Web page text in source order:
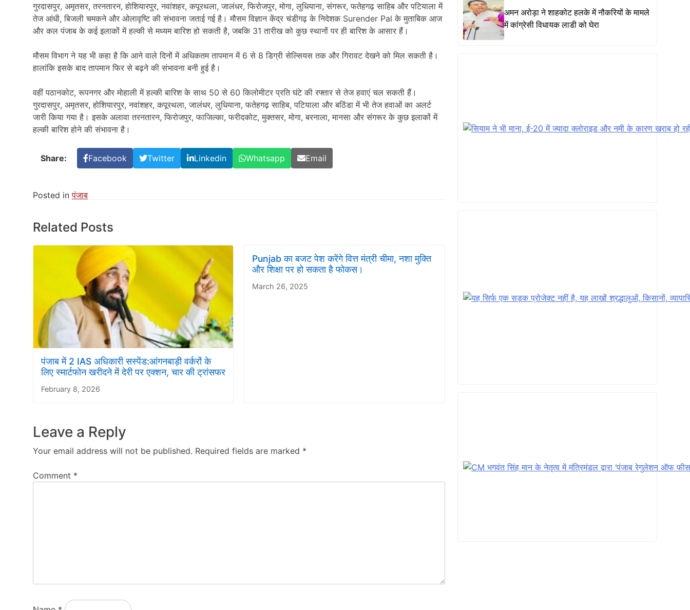
गुरदासपुर, अमृतसर, तरनतारन, होशियारपुर, नवांशहर, कपूरथला, जालंधर, फिरोजपुर, मोगा, लुधियाना, संगरूर, फतेहगढ़ साहिब और पटियाला में
तेज आंधी, बिजली चमकने और ओलावृष्टि की संभावना जताई गई है। मौसम विज्ञान केंद्र चंडीगढ़ के निदेशक Surender Pal के मुताबिक आज
और कल पंजाब के कई इलाकों में हल्की से मध्यम बारिश हो सकती है, जबकि 31 तारीख को कुछ स्थानों पर ही बारिश के आसार हैं।
मौसम विभाग ने यह भी कहा है कि आने वाले दिनों में अधिकतम तापमान में 6 से 8 डिग्री सेल्सियस तक और गिरावट देखने को मिल सकती है।
हालांकि इसके बाद तापमान फिर से बढ़ने की संभावना बनी हुई है।
वहीं पठानकोट, रूपनगर और मोहाली में हल्की बारिश के साथ 50 से 60 किलोमीटर प्रति घंटे की रफ्तार से तेज हवाएं चल सकती हैं।
गुरदासपुर, अमृतसर, होशियारपुर, नवांशहर, कपूरथला, जालंधर, लुधियाना, फतेहगढ़ साहिब, पटियाला और बठिंडा में भी तेज हवाओं का अलर्ट
जारी किया गया है। इसके अलावा तरनतारन, फिरोजपुर, फाजिल्का, फरीदकोट, मुक्तसर, मोगा, बरनाला, मानसा और संगरूर के कुछ इलाकों में
हल्की बारिश होने की संभावना है।
Share: Facebook Twitter Linkedin Whatsapp Email
Posted inपंजाब
Related Posts
पंजाब में 2 IAS अधिकारी सस्पेंड:आंगनबाड़ी वर्करों के
लिए स्मार्टफोन खरीदने में देरी पर एक्शन, चार की ट्रांसफर
February 8, 2026
Punjab का बजट पेश करेंगे वित्त मंत्री चीमा, नशा मुक्ति
और शिक्षा पर हो सकता है फोकस।
March 26, 2025
Leave a Reply
Your email address will not be published. Required fields are marked *
Comment *
अमन अरोड़ा ने शाहकोट हलके में नौकरियों के मामले
में कांग्रेसी विधायक लाडी को घेरा